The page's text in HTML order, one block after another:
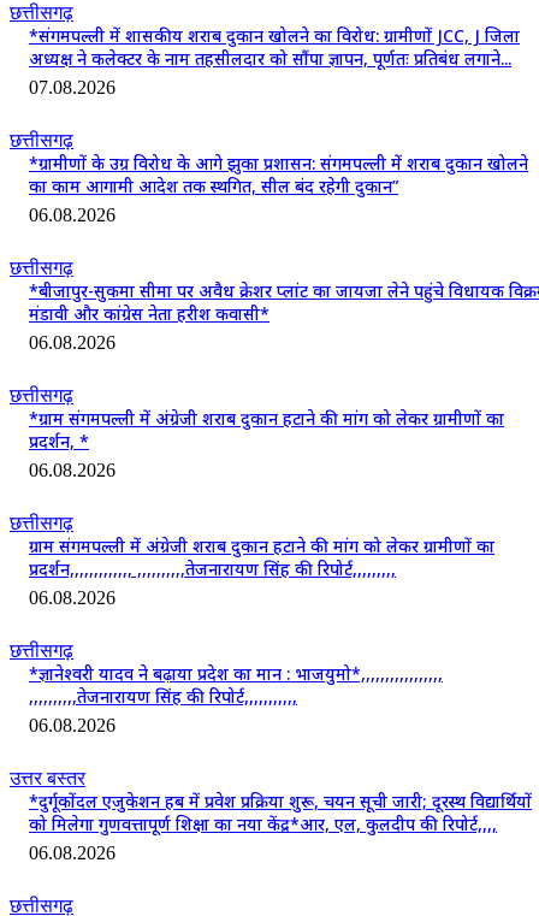
छत्तीसगढ़
*संगमपल्ली में शासकीय शराब दुकान खोलने का विरोध: ग्रामीणों JCC, J जिला
अध्यक्ष ने कलेक्टर के नाम तहसीलदार को सौंपा ज्ञापन, पूर्णतः प्रतिबंध लगाने...
07.08.2026
छत्तीसगढ़
*ग्रामीणों के उग्र विरोध के आगे झुका प्रशासन: संगमपल्ली में शराब दुकान खोलने
का काम आगामी आदेश तक स्थगित, सील बंद रहेगी दुकान”
06.08.2026
छत्तीसगढ़
*बीजापुर-सुकमा सीमा पर अवैध क्रेशर प्लांट का जायजा लेने पहुंचे विधायक
मंडावी और कांग्रेस नेता हरीश कवासी*
06.08.2026
छत्तीसगढ़
*ग्राम संगमपल्ली में अंग्रेजी शराब दुकान हटाने की मांग को लेकर ग्रामीणों का
प्रदर्शन, *
06.08.2026
छत्तीसगढ़
ग्राम संगमपल्ली में अंग्रेजी शराब दुकान हटाने की मांग को लेकर ग्रामीणों का
प्रदर्शन,,,,,,,,,,,,, ,,,,,,,,,,तेजनारायण सिंह की रिपोर्ट,,,,,,,,,
06.08.2026
छत्तीसगढ़
*ज्ञानेश्वरी यादव ने बढ़ाया प्रदेश का मान : भाजयुमो*,,,,,,,,,,,,,,,,,
,,,,,,,,,,तेजनारायण सिंह की रिपोर्ट,,,,,,,,,,,
06.08.2026
उत्तर बस्तर
*दुर्गूकोंदल एजुकेशन हब में प्रवेश प्रक्रिया शुरू, चयन सूची जारी; दूरस्थ विद्यार्थियों
को मिलेगा गुणवत्तापूर्ण शिक्षा का नया केंद्र*आर, एल, कुलदीप की रिपोर्ट,,,,
06.08.2026
छत्तीसगढ़